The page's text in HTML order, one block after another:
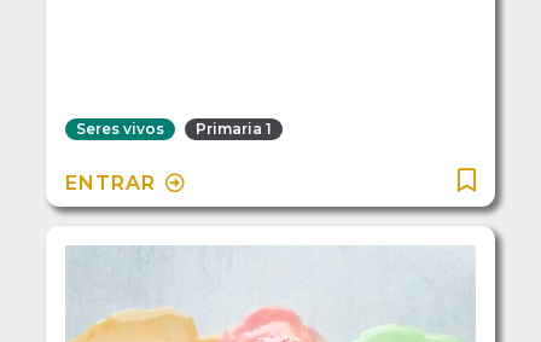
Seres vivos Primaria 1
ENTRAR